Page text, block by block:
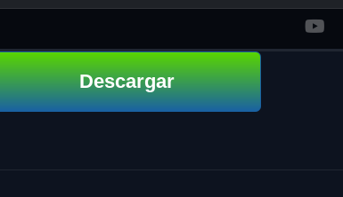
Descargar